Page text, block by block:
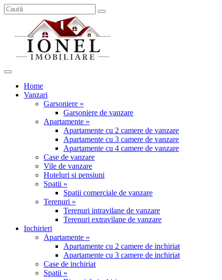
Home
Vanzari
Garsoniere »
Garsoniere de vanzare
Apartamente »
Apartamente cu 2 camere de vanzare
Apartamente cu 3 camere de vanzare
Apartamente cu 4 camere de vanzare
Case de vanzare
Vile de vanzare
Hoteluri si pensiuni
Spatii »
Spatii comerciale de vanzare
Terenuri »
Terenuri intravilane de vanzare
Terenuri extravilane de vanzare
Inchirieri
Apartamente »
Apartamente cu 2 camere de inchiriat
Apartamente cu 3 camere de inchiriat
Case de inchiriat
Spatii »